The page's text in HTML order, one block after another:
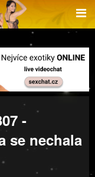
-
se nechala